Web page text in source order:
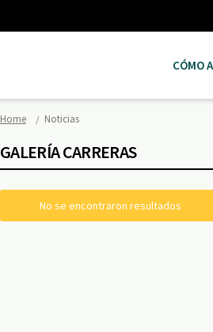
CÓMO
Home Noticias
GALERÍA CARRERAS
No se encontraron resultados